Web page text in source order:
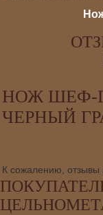
НОЖ ШЕФ-
ЧЕРНЫЙ
К сожалению, отзывы